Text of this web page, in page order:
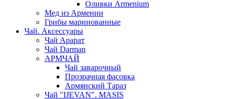
Оливки Armenium
Мед из Армении
Грибы маринованные
Чай. Аксессуары
Чай Арарат
Чай Darman
АРМЧАЙ
Чай заварочный
Прозрачная фасовка
Армянский Тараз
Чай "IJEVAN". MASIS